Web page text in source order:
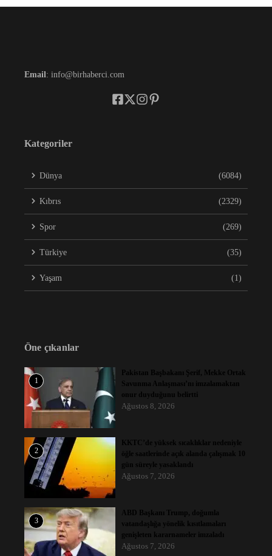
Email : info@birhaberci.com
Kategoriler
Dünya (6084)
Kıbrıs (2329)
Spor (269)
Türkiye (35)
Yaşam (1)
Öne çıkanlar
1
Pakistan Başbakanı Şerif, Mekke Ortak
Savunma Anlaşması’nı imzalamaktan
onur duyduğunu belirtti
Ağustos 8, 2026
2
KKTC’de yüksek sıcaklıklar nedeniyle
öğle saatlerinde açık alanda çalışmak 10
gün süreyle yasaklandı
Ağustos 7, 2026
3
ABD Başkanı Trump, doğumla
vatandaşlığa yönelik kısıtlamaları
genişleten kararnameler imzaladı
Ağustos 7, 2026